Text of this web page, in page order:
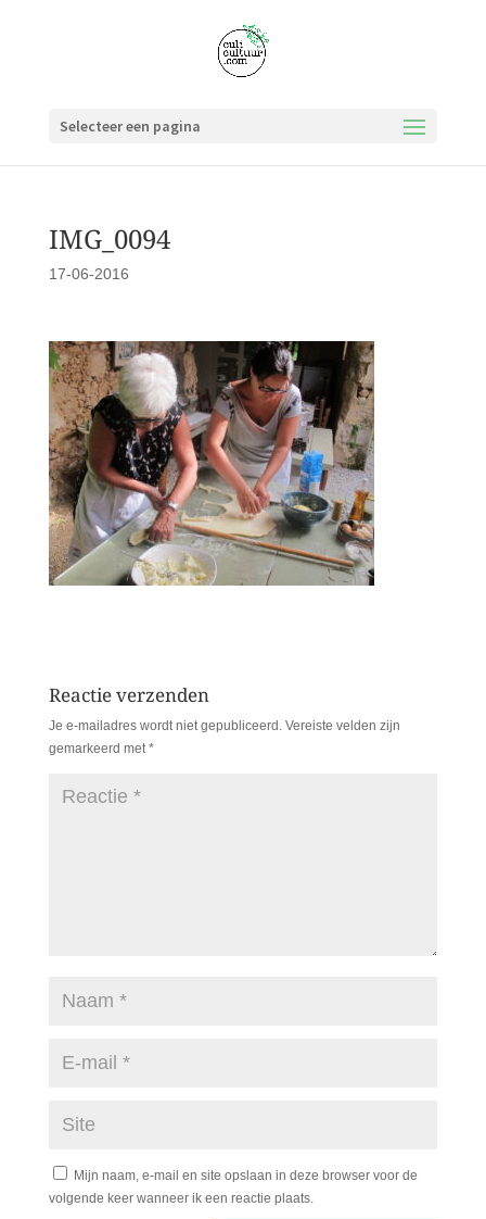
Selecteer een pagina
IMG_0094
17-06-2016
Reactie verzenden
Je e-mailadres wordt niet gepubliceerd. Vereiste velden zijn
gemarkeerd met*
Mijn naam, e-mail en site opslaan in deze browser voor de
volgende keer wanneer ik een reactie plaats.